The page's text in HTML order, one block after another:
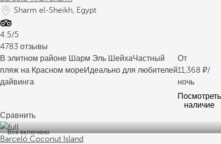
Sharm el-Sheikh, Egypt
4.5/5
4783 отзывы
В элитном районе Шарм Эль ШейхаЧастный
пляж на Красном мореИдеально для любителей
дайвинга
От
11,368
/
ночь
Посмотреть
наличие
Сравнить
Все включено
Barceló Coconut Island